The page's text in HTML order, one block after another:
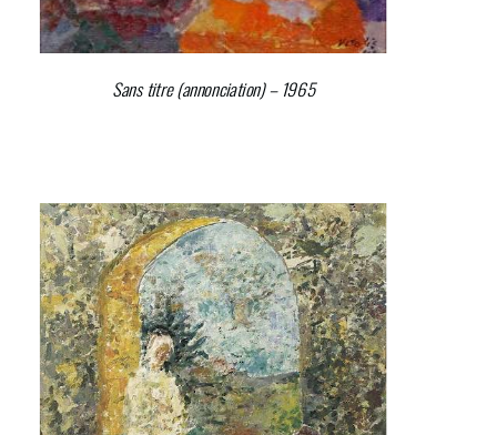
Sans titre (annonciation)– 1965